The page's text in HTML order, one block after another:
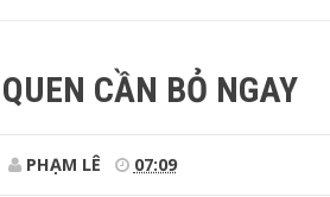
CẦN BỎ NGAY
PHẠM LÊ 07:09